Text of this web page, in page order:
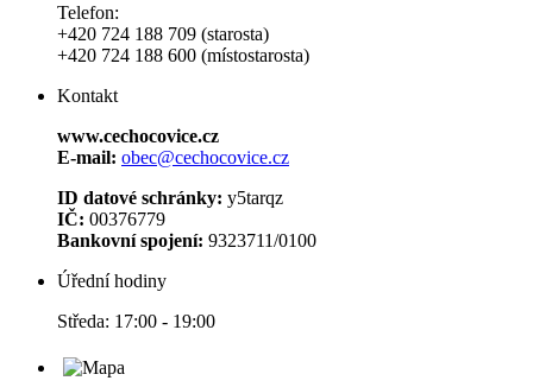
Telefon:
+420 724 188 709 (starosta)
+420 724 188 600 (místostarosta)
Kontakt
www.cechocovice.cz
E-mail: obec@cechocovice.cz
ID datové schránky: y5tarqz
IČ: 00376779
Bankovní spojení: 9323711/0100
Úřední hodiny
Středa: 17:00 - 19:00